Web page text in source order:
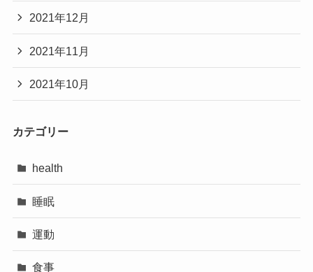
2021年12月
2021年11月
2021年10月
カテゴリー
health
睡眠
運動
食事